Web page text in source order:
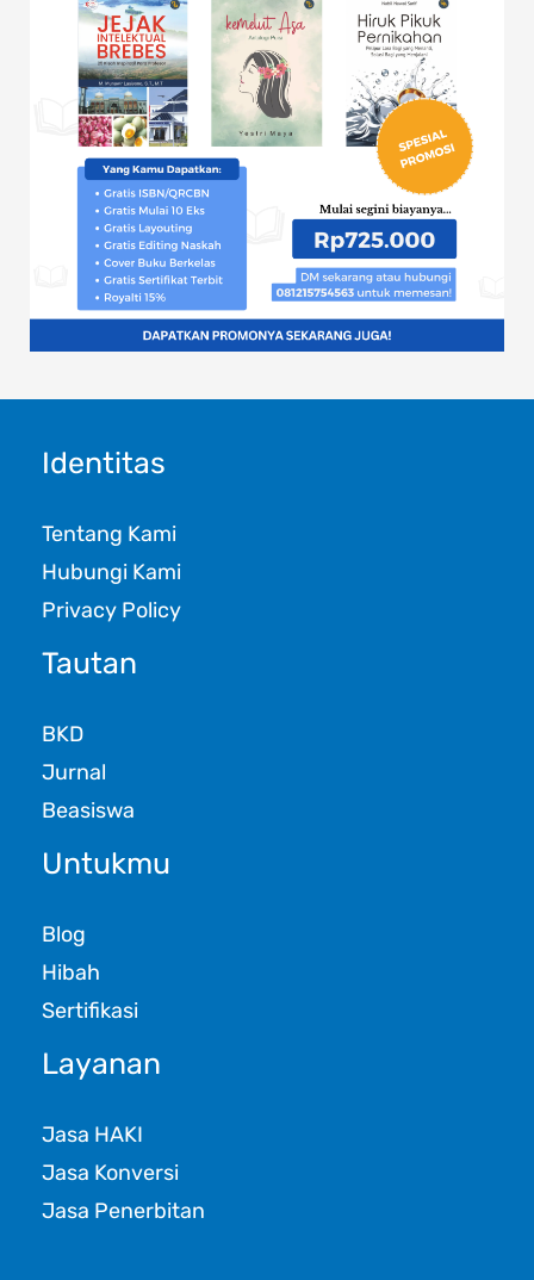
Identitas
Tentang Kami
Hubungi Kami
Privacy Policy
Tautan
BKD
Jurnal
Beasiswa
Untukmu
Blog
Hibah
Sertifikasi
Layanan
Jasa HAKI
Jasa Konversi
Jasa Penerbitan